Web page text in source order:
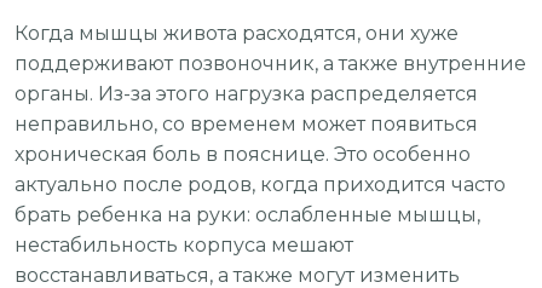
Когда мышцы живота расходятся, они хуже
поддерживают позвоночник, а также внутренние
органы. Из-за этого нагрузка распределяется
неправильно, со временем может появиться
хроническая боль в пояснице. Это особенно
актуально после родов, когда приходится часто
брать ребенка на руки: ослабленные мышцы,
нестабильность корпуса мешают
восстанавливаться, а также могут изменить